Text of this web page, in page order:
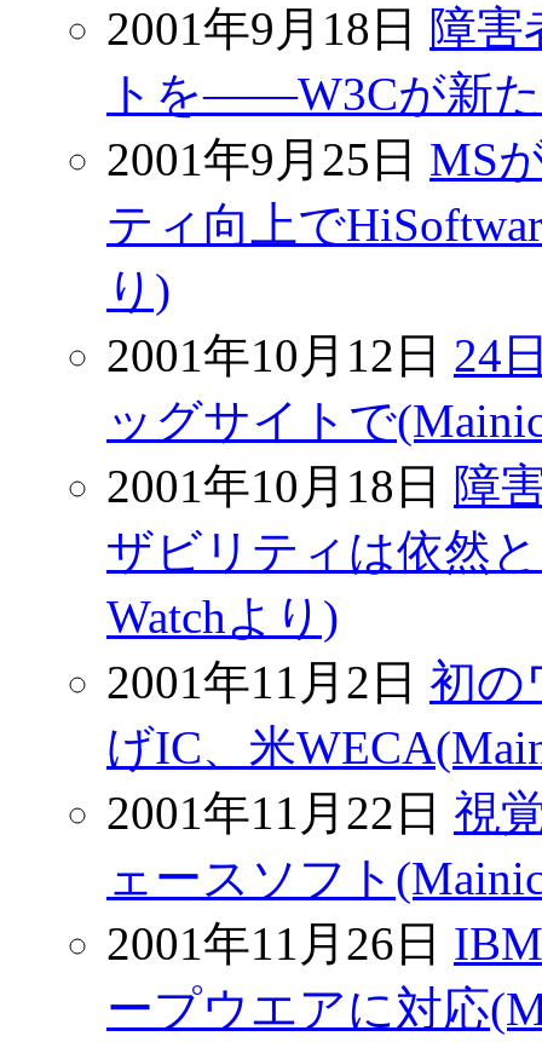
2001年9月18日 障害
トを――W3Cが新た
2001年9月25日 MS
ティ向上で
り)
2001年10月12日 24
ッグサイトで
2001年10月18日 障
ザビリティは依然
Watchより)
2001年11月2日 初の
げIC、米
2001年11月22日 視
ェースソフト
2001年11月26日
ープウエアに対応